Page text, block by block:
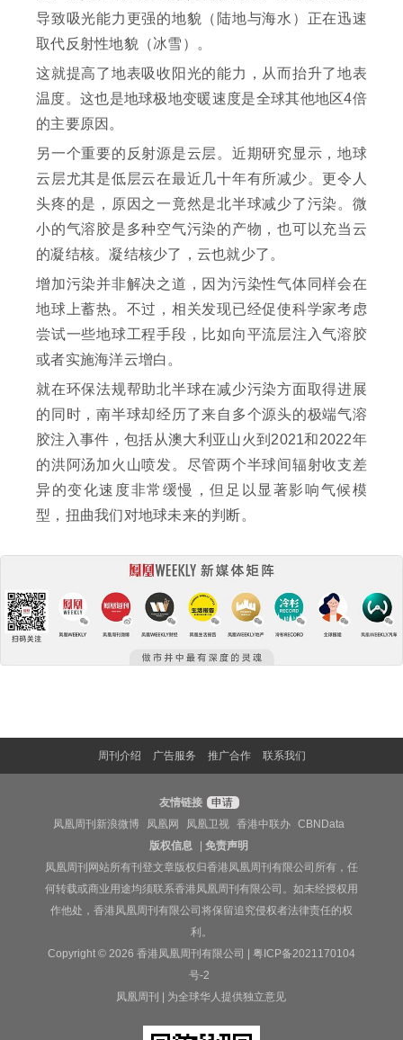
导致吸光能力更强的地貌（陆地与海水）正在迅速
取代反射性地貌（冰雪）。
这就提高了地表吸收阳光的能力，从而抬升了地表
温度。这也是地球极地变暖速度是全球其他地区4倍
的主要原因。
另一个重要的反射源是云层。近期研究显示，地球
云层尤其是低层云在最近几十年有所减少。更令人
头疼的是，原因之一竟然是北半球减少了污染。微
小的气溶胶是多种空气污染的产物，也可以充当云
的凝结核。凝结核少了，云也就少了。
增加污染并非解决之道，因为污染性气体同样会在
地球上蓄热。不过，相关发现已经促使科学家考虑
尝试一些地球工程手段，比如向平流层注入气溶胶
或者实施海洋云增白。
就在环保法规帮助北半球在减少污染方面取得进展
的同时，南半球却经历了来自多个源头的极端气溶
胶注入事件，包括从澳大利亚山火到2021和2022年
的洪阿汤加火山喷发。尽管两个半球间辐射收支差
异的变化速度非常缓慢，但足以显著影响气候模
型，扭曲我们对地球未来的判断。
周刊介绍 广告服务 推广合作 联系我们
友情链接
申请
凤凰周刊新浪微博
凤凰网 凤凰卫视 香港中联办
CBNData
版权信息
|免责声明
凤凰周刊网站所有刊登文章版权归香港凤凰周刊有限公司所有，任
何转载或商业用途均须联系香港凤凰周刊有限公司。如未经授权用
作他处，香港凤凰周刊有限公司将保留追究侵权者法律责任的权
利。
Copyright © 2026 香港凤凰周刊有限公司 | 粤ICP备2021170104
号-2
凤凰周刊 | 为全球华人提供独立意见